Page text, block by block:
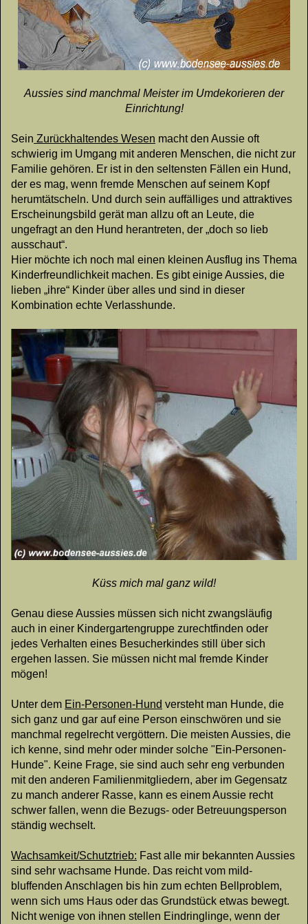
Aussies sind manchmal Meister im Umdekorieren der
Einrichtung!
Sein Zurückhaltendes Wesen macht den Aussie oft
schwierig im Umgang mit anderen Menschen, die nicht zur
Familie gehören. Er ist in den seltensten Fällen ein Hund,
der es mag, wenn fremde Menschen auf seinem Kopf
herumtätscheln. Und durch sein auffälliges und attraktives
Erscheinungsbild gerät man allzu oft an Leute, die
ungefragt an den Hund herantreten, der „doch so lieb
ausschaut“.
Hier möchte ich noch mal einen kleinen Ausflug ins Thema
Kinderfreundlichkeit machen. Es gibt einige Aussies, die
lieben „ihre“ Kinder über alles und sind in dieser
Kombination echte Verlasshunde.
Küss mich mal ganz wild!
Genau diese Aussies müssen sich nicht zwangsläufig
auch in einer Kindergartengruppe zurechtfinden oder
jedes Verhalten eines Besucherkindes still über sich
ergehen lassen. Sie müssen nicht mal fremde Kinder
mögen!
Unter dem Ein-Personen-Hund versteht man Hunde, die
sich ganz und gar auf eine Person einschwören und sie
manchmal regelrecht vergöttern. Die meisten Aussies, die
ich kenne, sind mehr oder minder solche "Ein-Personen-
Hunde". Keine Frage, sie sind auch sehr eng verbunden
mit den anderen Familienmitgliedern, aber im Gegensatz
zu manch anderer Rasse, kann es einem Aussie recht
schwer fallen, wenn die Bezugs- oder Betreuungsperson
ständig wechselt.
Wachsamkeit/Schutztrieb: Fast alle mir bekannten Aussies
sind sehr wachsame Hunde. Das reicht vom mild-
bluffenden Anschlagen bis hin zum echten Bellproblem,
wenn sich ums Haus oder das Grundstück etwas bewegt.
Nicht wenige von ihnen stellen Eindringlinge, wenn der